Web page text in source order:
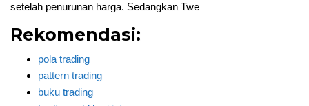
setelah penurunan harga. Sedangkan Twe
Rekomendasi:
pola trading
pattern trading
buku trading